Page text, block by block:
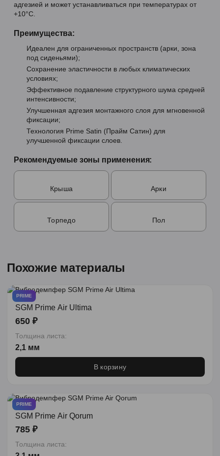
адгезией и может устанавливаться при температурах от
+10°C.
Преимущества:
Идеален для ограниченных пространств (арки, зона
под сиденьями);
Сохранение эластичности в любых климатических
условиях;
Эффективное подавление структурного шума средней
интенсивности;
Улучшенная адгезия монтажного слоя для мгновенной
фиксации;
Технология Prime Satin (Прайм Сатин) для
улучшенной фиксации слоев.
Рекомендуемые зоны применения:
Крыша Арки
Торпедо Пол
Похожие материалы
PRIME
SGM Prime Air Ultima
650 ₽
Толщина листа:
2,1 мм
В корзину
PRIME
SGM Prime Air Qorum
785 ₽
Толщина листа: